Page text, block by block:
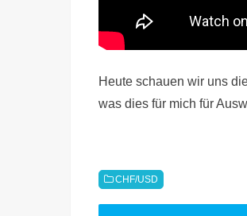
Heute schauen wir uns
was dies für mich für
CHF/USD